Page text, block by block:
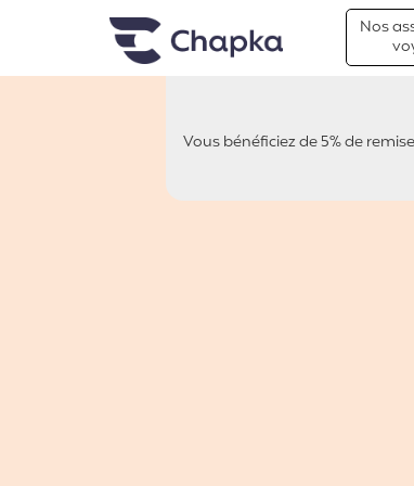
Chapka Assurances
Nos
Vous bénéficiez de 5% de
DREAM EXPLORERS